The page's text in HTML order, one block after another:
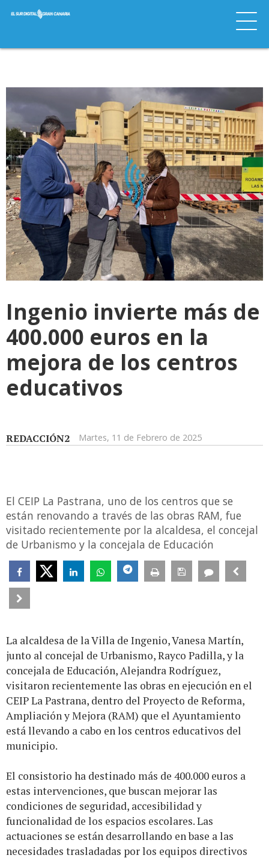
Ingenio invierte más de
400.000 euros en la
mejora de los centros
educativos
REDACCIÓN2 Martes, 11 de Febrero de 2025
El CEIP La Pastrana, uno de los centros que se
están renovando a través de las obras RAM, fue
visitado recientemente por la alcaldesa, el concejal
de Urbanismo y la concejala de Educación
La alcaldesa de la Villa de Ingenio, Vanesa Martín,
junto al concejal de Urbanismo, Rayco Padilla, y la
concejala de Educación, Alejandra Rodríguez,
visitaron recientemente las obras en ejecución en el
CEIP La Pastrana, dentro del Proyecto de Reforma,
Ampliación y Mejora (RAM) que el Ayuntamiento
está llevando a cabo en los centros educativos del
municipio.
El consistorio ha destinado más de 400.000 euros a
estas intervenciones, que buscan mejorar las
condiciones de seguridad, accesibilidad y
funcionalidad de los espacios escolares. Las
actuaciones se están desarrollando en base a las
necesidades trasladadas por los equipos directivos